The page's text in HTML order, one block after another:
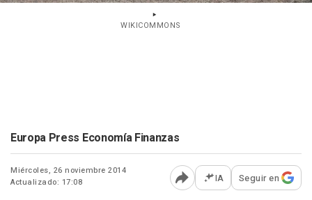
WIKICOMMONS
Europa Press Economía Finanzas
Miércoles, 26 noviembre 2014
Actualizado: 17:08
Abrir opciones para
IA Seguir en